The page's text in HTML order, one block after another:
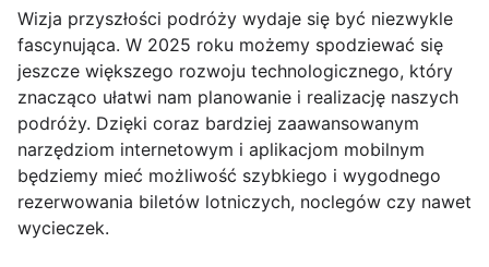
Wizja przyszłości podróży wydaje się być niezwykle
fascynująca. W 2025 roku możemy spodziewać się
jeszcze większego rozwoju technologicznego, który
znacząco ułatwi nam planowanie i realizację naszych
podróży. Dzięki coraz bardziej zaawansowanym
narzędziom internetowym i aplikacjom mobilnym
będziemy mieć możliwość szybkiego i wygodnego
rezerwowania biletów lotniczych, noclegów czy nawet
wycieczek.